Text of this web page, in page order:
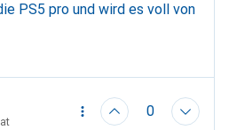
PS5 pro und wird es voll von
0